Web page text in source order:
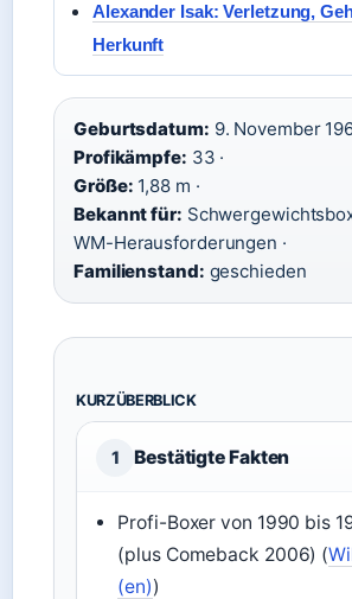
Alexander Isak: Verletzung,
Herkunft
Geburtsdatum: 9. November
Profikämpfe: 33 ·
Größe: 1,88 m ·
Bekannt für:
WM-Herausforderungen ·
Familienstand: geschieden
KURZÜBERBLICK
1 Bestätigte Fakten
Profi-Boxer von 1990 bis
(plus Comeback 2006) (
(en))